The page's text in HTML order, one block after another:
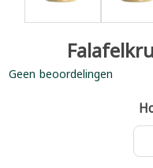
Geen beoordelingen